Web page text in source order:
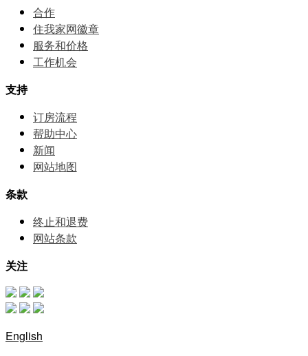
合作
住我家网徽章
服务和价格
⼯作机会
支持
订房流程
帮助中⼼
新闻
网站地图
条款
终止和退费
网站条款
关注
English